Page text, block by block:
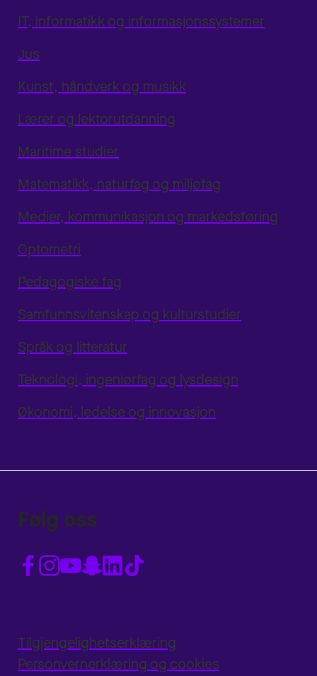
IT, informatikk og informasjonssystemer
Jus
Kunst, håndverk og musikk
Lærer og lektorutdanning
Maritime studier
Matematikk, naturfag og miljøfag
Medier, kommunikasjon og markedsføring
Optometri
Pedagogiske fag
Samfunnsvitenskap og kulturstudier
Språk og litteratur
Teknologi, ingeniørfag og lysdesign
Økonomi, ledelse og innovasjon
Følg oss
Tilgjengelighetserklæring
Personvernerklæring og cookies